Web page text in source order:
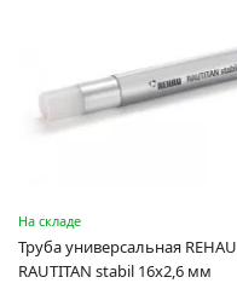
На складе
Труба универсальная REHAU
RAUTITAN stabil 16х2,6 мм